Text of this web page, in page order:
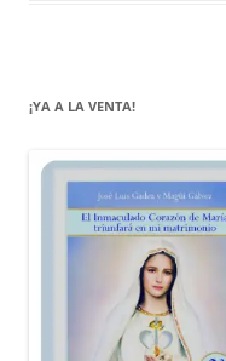
¡YA A LA VENTA!